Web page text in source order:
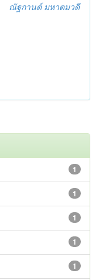
ณัฐกานต์ มหาตมวดี
1
1
1
1
1